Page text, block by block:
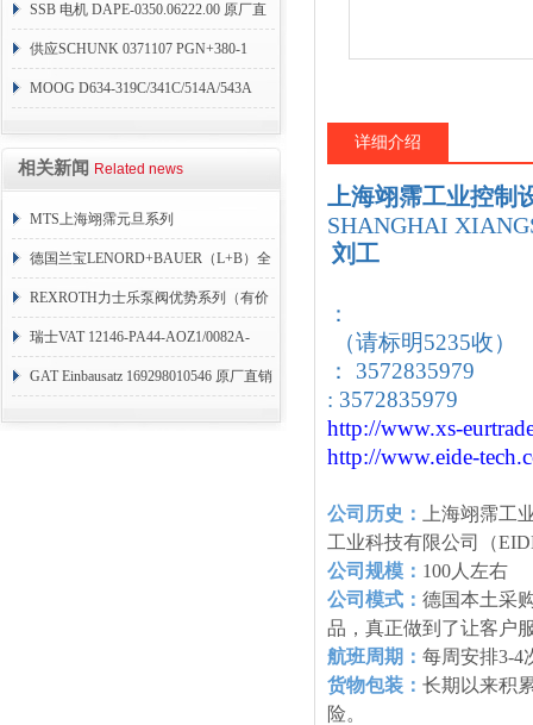
SSB 电机 DAPE-0350.06222.00 原厂直
销
供应SCHUNK 0371107 PGN+380-1
MOOG D634-319C/341C/514A/543A
相关新闻 Related news
MTS上海翊霈元旦系列
RHM3050MR081A01
德国兰宝LENORD+BAUER（L+B）全
系列编码器
REXROTH力士乐泵阀优势系列（有价
目表）
瑞士VAT 12146-PA44-AOZ1/0082A-
1173938
GAT Einbausatz 169298010546 原厂直销
详细介绍
上海翊霈工业控制
SHANGHAI
刘工
：
（请标明5235收）
： 3572835979
: 3572835979
http://www.xs-
http://www.eide-tech
公司历史：
上海翊霈工
工业科技有限公司（
公司规模： 100人左右
公司模式： 德国本土采
品，真正做到了让客户
航班周期： 每周安排3-4
货物包装： 长期以来积
险。